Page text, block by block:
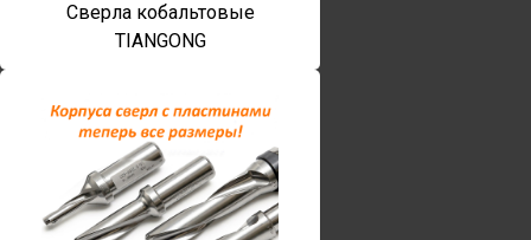
Сверла кобальтовые
TIANGONG